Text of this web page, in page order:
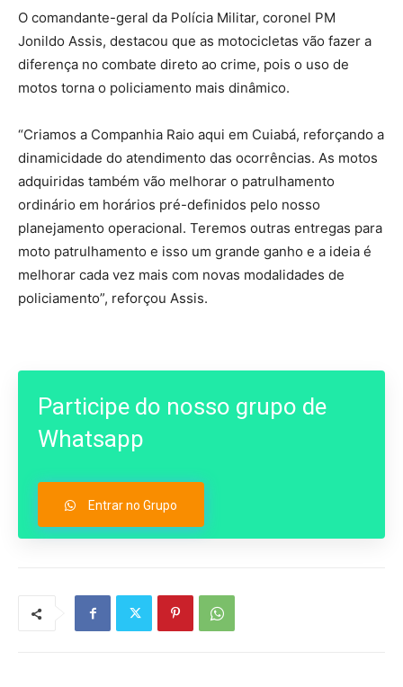
O comandante-geral da Polícia Militar, coronel PM
Jonildo Assis, destacou que as motocicletas vão fazer a
diferença no combate direto ao crime, pois o uso de
motos torna o policiamento mais dinâmico.
“Criamos a Companhia Raio aqui em Cuiabá, reforçando a
dinamicidade do atendimento das ocorrências. As motos
adquiridas também vão melhorar o patrulhamento
ordinário em horários pré-definidos pelo nosso
planejamento operacional. Teremos outras entregas para
moto patrulhamento e isso um grande ganho e a ideia é
melhorar cada vez mais com novas modalidades de
policiamento”, reforçou Assis.
Participe do nosso grupo de
Whatsapp
Entrar no Grupo